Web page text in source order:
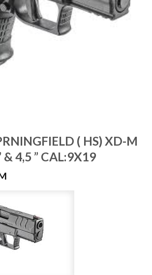
( HS) XD-M
& 4,5 ” CAL:9X19